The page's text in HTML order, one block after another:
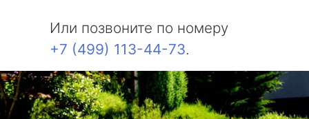
Или позвоните по номеру
+7 (499) 113-44-73.